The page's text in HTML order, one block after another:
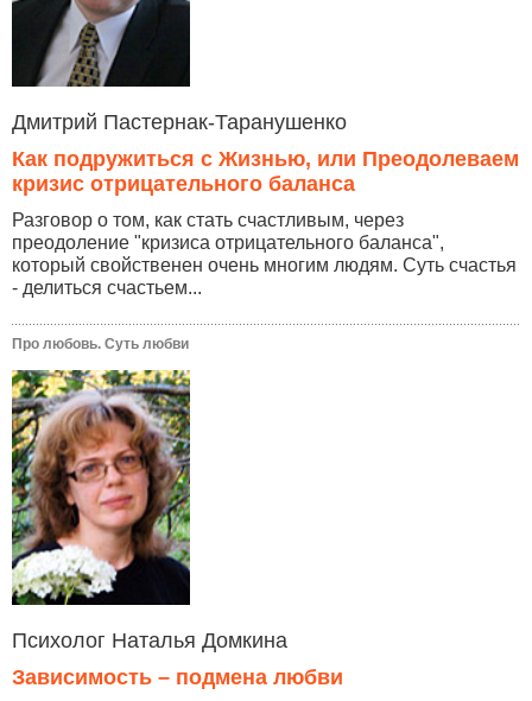
Дмитрий Пастернак-Таранушенко
Как подружиться с Жизнью, или Преодолеваем
кризис отрицательного баланса
Разговор о том, как стать счастливым, через
преодоление "кризиса отрицательного баланса",
который свойственен очень многим людям. Суть счастья
- делиться счастьем...
Про любовь. Суть любви
Психолог Наталья Домкина
Зависимость – подмена любви